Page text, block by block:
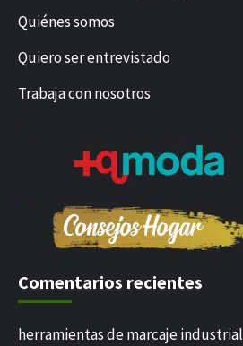
Quiénes somos
Quiero ser entrevistado
Trabaja con nosotros
Comentarios recientes
herramientas de marcaje industrial